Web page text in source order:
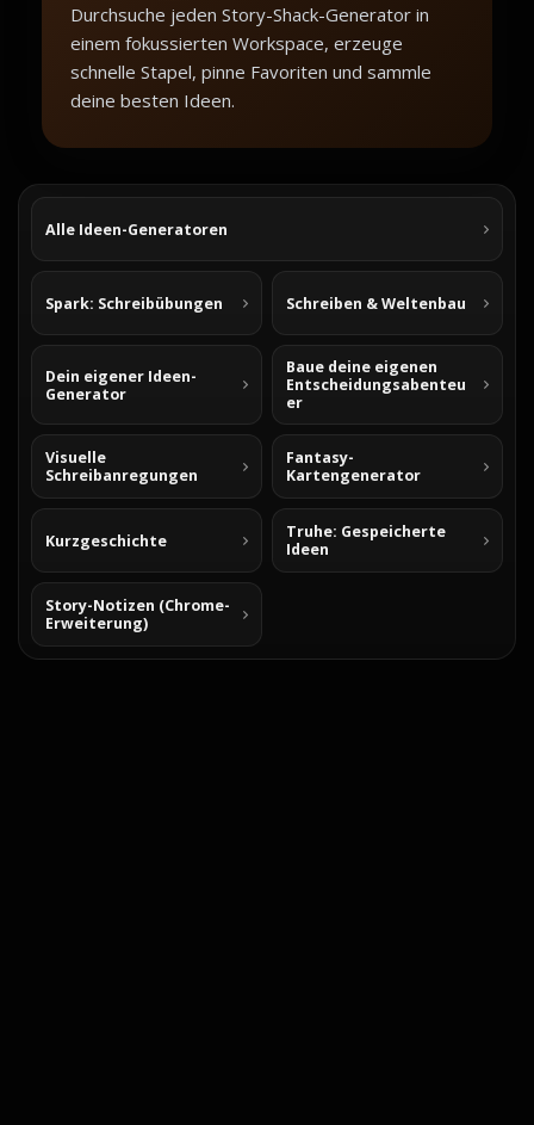
Durchsuche jeden Story-Shack-Generator in
einem fokussierten Workspace, erzeuge
schnelle Stapel, pinne Favoriten und sammle
deine besten Ideen.
Alle Ideen-Generatoren
Spark: Schreibübungen Schreiben & Weltenbau
Dein eigener Ideen-
Generator
Baue deine eigenen
Entscheidungsabenteu
er
Visuelle
Schreibanregungen
Fantasy-
Kartengenerator
Kurzgeschichte
Truhe: Gespeicherte
Ideen
Story-Notizen (Chrome-
Erweiterung)